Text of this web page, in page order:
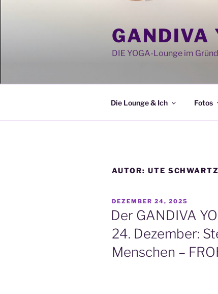
GANDIVA
DIE YOGA-Lounge im
Die Lounge & Ich Fotos
AUTOR: UTE SCHWARTZ
VERÖFFENTLICHT
AM
DEZEMBER 24, 2025
Der GANDIVA
24. Dezember:
Menschen –